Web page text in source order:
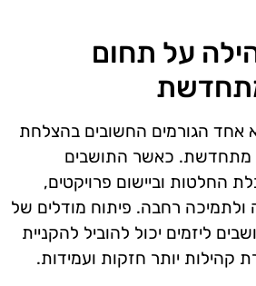
על תחום
אחד הגורמים החשובים בהצלחת
מתחדשת. כאשר התושבים
החלטות וביישום פרויקטים,
ולתמיכה רחבה. פיתוח מודלים של
ליזמים יכול להוביל להקניית
קהילות יותר חזקות ועמידות.